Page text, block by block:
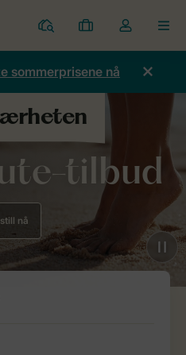
Parker
Mine
bestillinger
Toggle
the
my
sommerprisene nå
tilbud
nå